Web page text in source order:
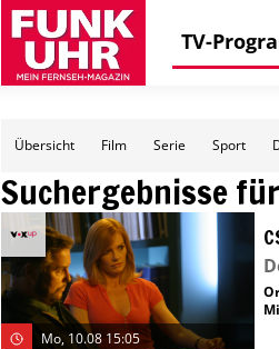
TV-
Übersicht Film Serie Sport
Suchergebnisse für
Mo, 10.08 15:05